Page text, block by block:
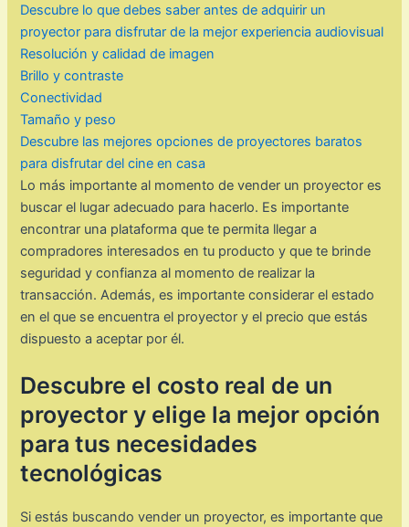
Descubre lo que debes saber antes de adquirir un
proyector para disfrutar de la mejor experiencia audiovisual
Resolución y calidad de imagen
Brillo y contraste
Conectividad
Tamaño y peso
Descubre las mejores opciones de proyectores baratos
para disfrutar del cine en casa
Lo más importante al momento de vender un proyector es
buscar el lugar adecuado para hacerlo. Es importante
encontrar una plataforma que te permita llegar a
compradores interesados en tu producto y que te brinde
seguridad y confianza al momento de realizar la
transacción. Además, es importante considerar el estado
en el que se encuentra el proyector y el precio que estás
dispuesto a aceptar por él.
Descubre el costo real de un
proyector y elige la mejor opción
para tus necesidades
tecnológicas
Si estás buscando vender un proyector, es importante que